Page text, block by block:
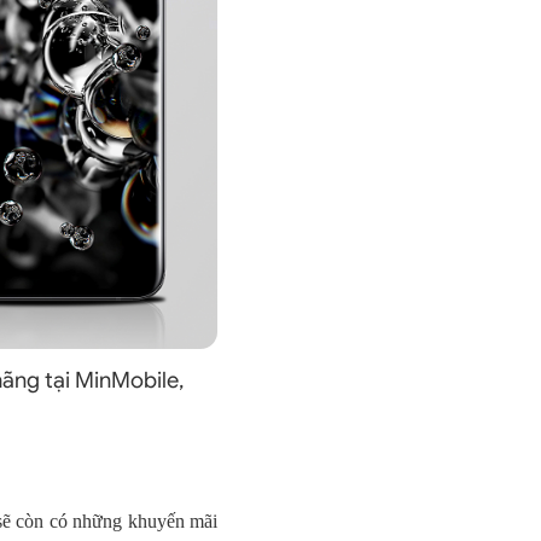
tại MinMobile,
còn có những khuyến mãi